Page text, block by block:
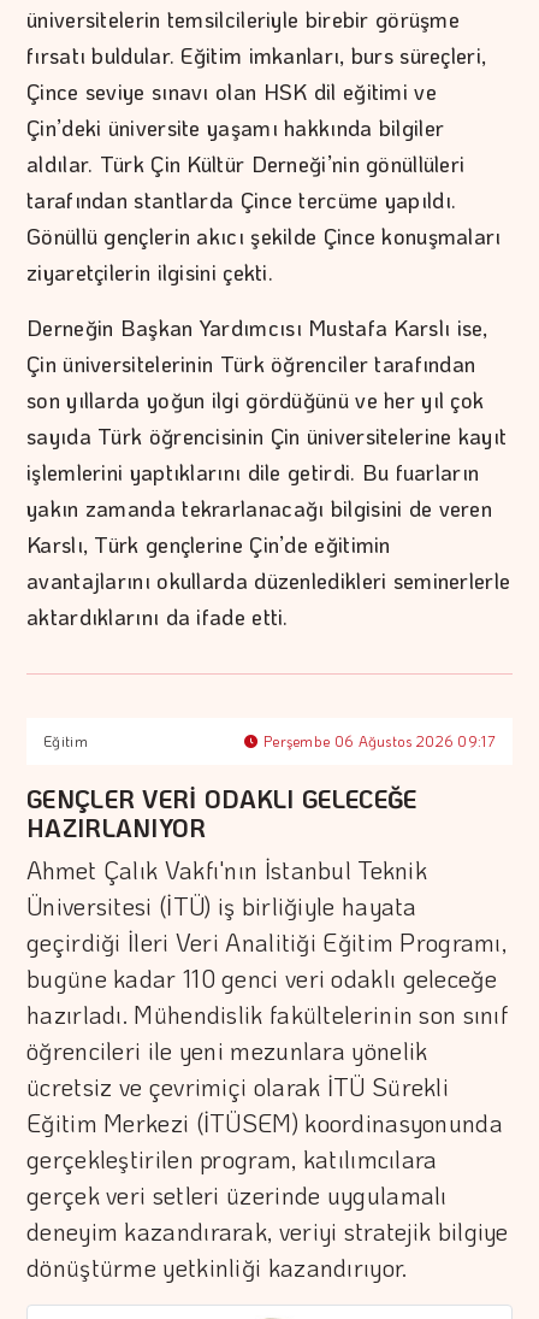
üniversitelerin temsilcileriyle birebir görüşme
fırsatı buldular. Eğitim imkanları, burs süreçleri,
Çince seviye sınavı olan HSK dil eğitimi ve
Çin’deki üniversite yaşamı hakkında bilgiler
aldılar. Türk Çin Kültür Derneği’nin gönüllüleri
tarafından stantlarda Çince tercüme yapıldı.
Gönüllü gençlerin akıcı şekilde Çince konuşmaları
ziyaretçilerin ilgisini çekti.
Derneğin Başkan Yardımcısı Mustafa Karslı ise,
Çin üniversitelerinin Türk öğrenciler tarafından
son yıllarda yoğun ilgi gördüğünü ve her yıl çok
sayıda Türk öğrencisinin Çin üniversitelerine kayıt
işlemlerini yaptıklarını dile getirdi. Bu fuarların
yakın zamanda tekrarlanacağı bilgisini de veren
Karslı, Türk gençlerine Çin’de eğitimin
avantajlarını okullarda düzenledikleri seminerlerle
aktardıklarını da ifade etti.
Eğitim Perşembe 06 Ağustos 2026 09:17
GENÇLER VERİ ODAKLI GELECEĞE
HAZIRLANIYOR
Ahmet Çalık Vakfı'nın İstanbul Teknik
Üniversitesi (İTÜ) iş birliğiyle hayata
geçirdiği İleri Veri Analitiği Eğitim Programı,
bugüne kadar 110 genci veri odaklı geleceğe
hazırladı. Mühendislik fakültelerinin son sınıf
öğrencileri ile yeni mezunlara yönelik
ücretsiz ve çevrimiçi olarak İTÜ Sürekli
Eğitim Merkezi (İTÜSEM) koordinasyonunda
gerçekleştirilen program, katılımcılara
gerçek veri setleri üzerinde uygulamalı
deneyim kazandırarak, veriyi stratejik bilgiye
dönüştürme yetkinliği kazandırıyor.